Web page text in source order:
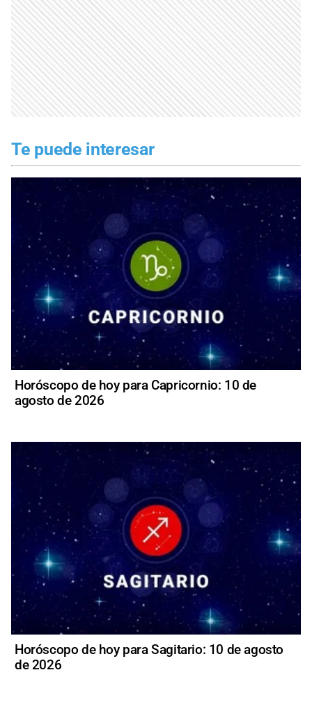
Te puede interesar
Horóscopo de hoy para Capricornio: 10 de
agosto de 2026
Horóscopo de hoy para Sagitario: 10 de agosto
de 2026